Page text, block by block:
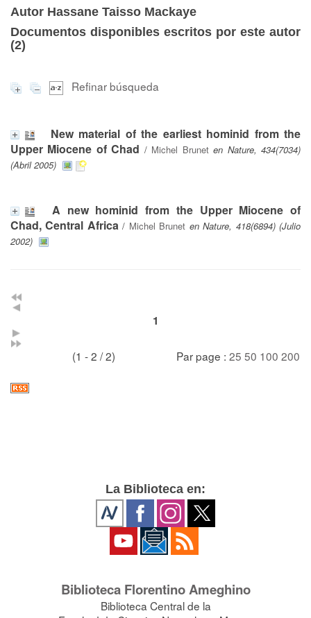
Autor Hassane Taisso Mackaye
Documentos disponibles escritos por este autor
(2)
Refinar búsqueda
New material of the earliest hominid from the
Upper Miocene of Chad / Michel Brunet en Nature, 434(7034)
(Abril 2005)
A new hominid from the Upper Miocene of
Chad, Central Africa/ Michel Brunet en Nature, 418(6894) (Julio
2002)
1
(1 - 2 / 2) Par page : 25 50 100 200
La Biblioteca en:
Biblioteca Florentino Ameghino
Biblioteca Central de la